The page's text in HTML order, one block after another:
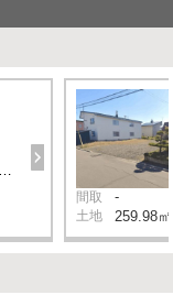
間取 -
土地 259.98㎡